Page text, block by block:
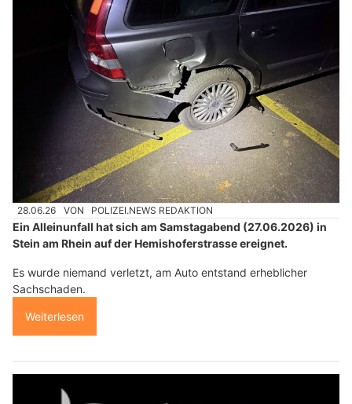
28.06.26 VON POLIZEI.NEWS REDAKTION
Ein Alleinunfall hat sich am Samstagabend (27.06.2026) in
Stein am Rhein auf der Hemishoferstrasse ereignet.
Es wurde niemand verletzt, am Auto entstand erheblicher
Sachschaden.
Weiterlesen